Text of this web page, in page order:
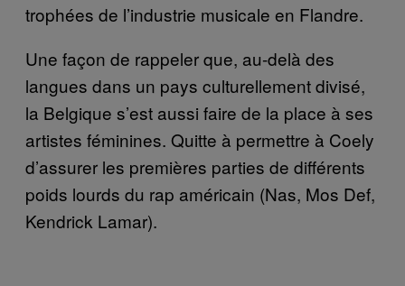
trophées de l’industrie musicale en Flandre.
Une façon de rappeler que, au-delà des
langues dans un pays culturellement divisé,
la Belgique s’est aussi faire de la place à ses
artistes féminines. Quitte à permettre à Coely
d’assurer les premières parties de différents
poids lourds du rap américain (Nas, Mos Def,
Kendrick Lamar).